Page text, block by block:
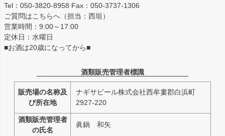
Tel：050-3820-8958 Fax：050-3737-1306
ご質問はこちらへ（担当：西垣）
営業時間：9:00～17:00
定休日：水曜日
■お酒は20歳になってから■
酒類販売管理者標識
販売場の名称及
び所在地
ナギサビール株式会社西牟婁郡白浜町
2927-220
酒類販売管理者
の氏名
眞鍋 和矢